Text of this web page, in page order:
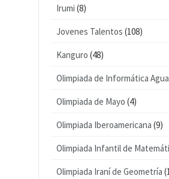
Irumi (8)
Jovenes Talentos (108)
Kanguro (48)
Olimpiada de Informática
Olimpiada de Mayo (4)
Olimpiada Iberoamericana (9)
Olimpiada Infantil de
Olimpiada Iraní de Geometría